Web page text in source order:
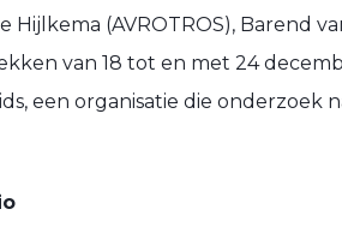
Hijlkema (AVROTROS), Barend
van 18 tot en met 24
een organisatie die onderzoek